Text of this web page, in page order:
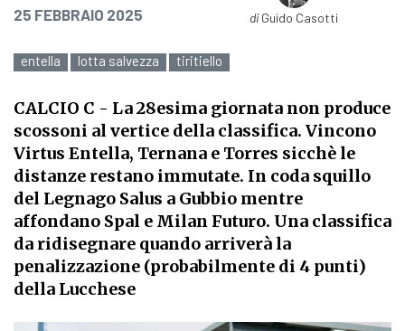
PUBBLICATO IL
25 FEBBRAIO 2025 diGuido Casotti
entella lotta salvezza tiritiello
CALCIO C - La 28esima giornata non produce
scossoni al vertice della classifica. Vincono
Virtus Entella, Ternana e Torres sicchè le
distanze restano immutate. In coda squillo
del Legnago Salus a Gubbio mentre
affondano Spal e Milan Futuro. Una classifica
da ridisegnare quando arriverà la
penalizzazione (probabilmente di 4 punti)
della Lucchese